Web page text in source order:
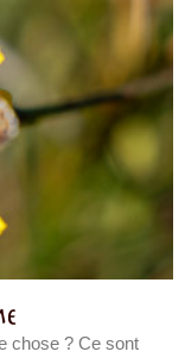
chose ? Ce sont